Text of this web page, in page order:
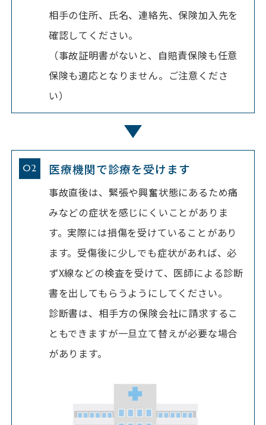
相手の住所、氏名、連絡先、保険加入先を
確認してください。
（事故証明書がないと、自賠責保険も任意
保険も適応となりません。ご注意くださ
い）
医療機関で診療を受けます
事故直後は、緊張や興奮状態にあるため痛
みなどの症状を感じにくいことがありま
す。実際には損傷を受けていることがあり
ます。受傷後に少しでも症状があれば、必
ずX線などの検査を受けて、医師による診断
書を出してもらうようにしてください。
診断書は、相手方の保険会社に請求するこ
ともできますが一旦立て替えが必要な場合
があります。